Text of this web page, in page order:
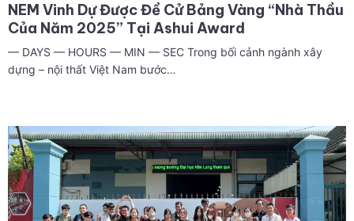
NEM Vinh Dự Được Đề Cử Bảng Vàng “Nhà Thầu
Của Năm 2025” Tại Ashui Award
— DAYS — HOURS — MIN — SEC Trong bối cảnh ngành xây
dựng – nội thất Việt Nam bước…